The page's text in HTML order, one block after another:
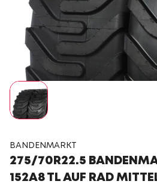
BANDENMARKT
275/70R22.5
152A8 TL AUF RAD